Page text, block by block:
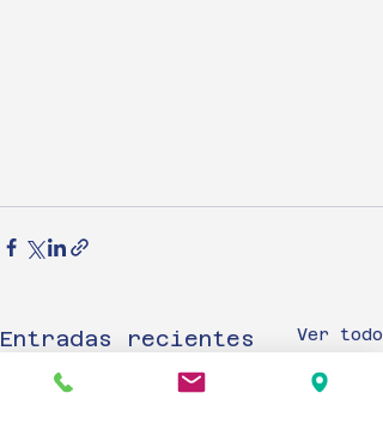
Entradas recientes Ver todo